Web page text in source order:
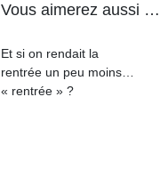
Vous aimerez aussi …
Et si on rendait la
rentrée un peu moins…
« rentrée » ?